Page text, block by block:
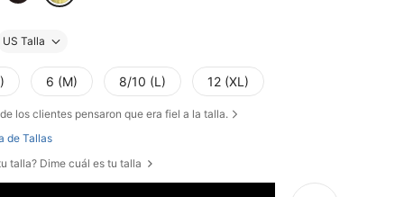
US Talla
6 (M) 8/10 (L) 12 (XL)
de los clientes pensaron que era fiel a la talla.
de Tallas
talla? Dime cuál es tu talla